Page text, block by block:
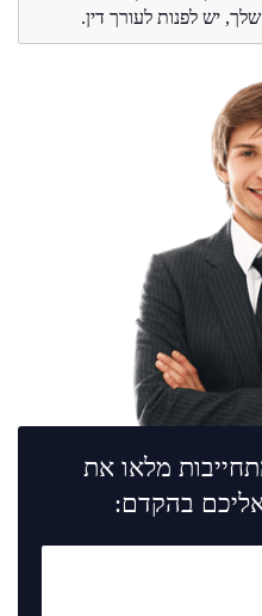
יש לפנות לעורך דין.
מלאו את
בהקדם: